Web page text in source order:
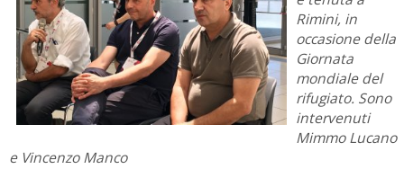
Rimini, in
occasione della
Giornata
mondiale del
rifugiato. Sono
intervenuti
Mimmo Lucano
e Vincenzo Manco